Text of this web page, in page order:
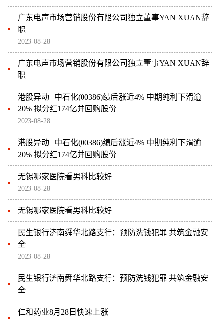
广东电声市场营销股份有限公司独立董事YAN XUAN辞
职
2023-08-28
广东电声市场营销股份有限公司独立董事YAN XUAN辞
职
港股异动 | 中石化(00386)绩后涨近4% 中期纯利下滑逾
20% 拟分红174亿并回购股份
2023-08-28
港股异动 | 中石化(00386)绩后涨近4% 中期纯利下滑逾
20% 拟分红174亿并回购股份
无锡哪家医院看男科比较好
2023-08-28
无锡哪家医院看男科比较好
民生银行济南舜华北路支行：预防洗钱犯罪 共筑金融安
全
2023-08-28
民生银行济南舜华北路支行：预防洗钱犯罪 共筑金融安
全
仁和药业8月28日快速上涨